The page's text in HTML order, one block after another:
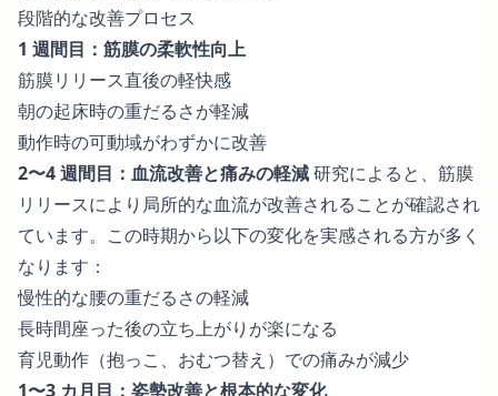
段階的な改善プロセス
1 週間目：筋膜の柔軟性向上
筋膜リリース直後の軽快感
朝の起床時の重だるさが軽減
動作時の可動域がわずかに改善
2〜4 週間目：血流改善と痛みの軽減研究によると、筋膜
リリースにより局所的な血流が改善されることが確認され
ています。この時期から以下の変化を実感される方が多く
なります：
慢性的な腰の重だるさの軽減
長時間座った後の立ち上がりが楽になる
育児動作（抱っこ、おむつ替え）での痛みが減少
1〜3 カ月目：姿勢改善と根本的な変化